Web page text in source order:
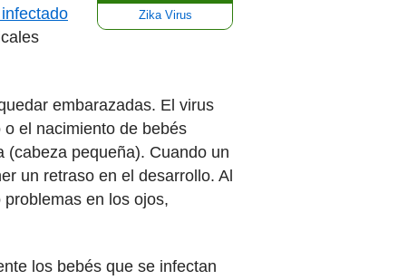
Zika Virus
embarazadas. El virus
el nacimiento de bebés
(cabeza pequeña). Cuando un
un retraso en el desarrollo. Al
en los ojos,
los bebés que se infectan